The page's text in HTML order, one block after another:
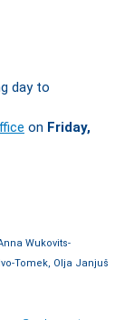
day to
on Friday,
Wukovits-
Tomek, Olja Janjuš